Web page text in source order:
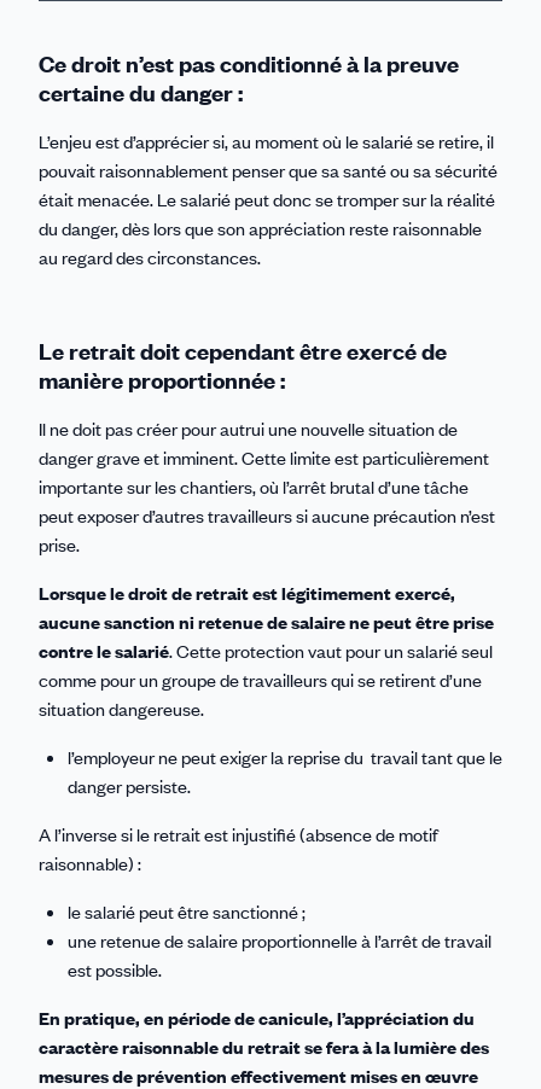
Ce droit n’est pas conditionné à la preuve
certaine du danger :
L’enjeu est d’apprécier si, au moment où le salarié se retire, il
pouvait raisonnablement penser que sa santé ou sa sécurité
était menacée. Le salarié peut donc se tromper sur la réalité
du danger, dès lors que son appréciation reste raisonnable
au regard des circonstances.
Le retrait doit cependant être exercé de
manière proportionnée :
Il ne doit pas créer pour autrui une nouvelle situation de
danger grave et imminent. Cette limite est particulièrement
importante sur les chantiers, où l’arrêt brutal d’une tâche
peut exposer d’autres travailleurs si aucune précaution n’est
prise.
Lorsque le droit de retrait est légitimement exercé,
aucune sanction ni retenue de salaire ne peut être prise
contre le salarié. Cette protection vaut pour un salarié seul
comme pour un groupe de travailleurs qui se retirent d’une
situation dangereuse.
l’employeur ne peut exiger la reprise du travail tant que le
danger persiste.
A l’inverse si le retrait est injustifié (absence de motif
raisonnable) :
le salarié peut être sanctionné ;
une retenue de salaire proportionnelle à l’arrêt de travail
est possible.
En pratique, en période de canicule, l’appréciation du
caractère raisonnable du retrait se fera à la lumière des
mesures de prévention effectivement mises en œuvre